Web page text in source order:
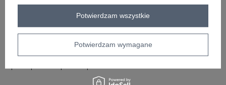
dodatkowe
70% bawełna 30% poliester
Potwierdzam wymagane
Potwierdzam wszystkie